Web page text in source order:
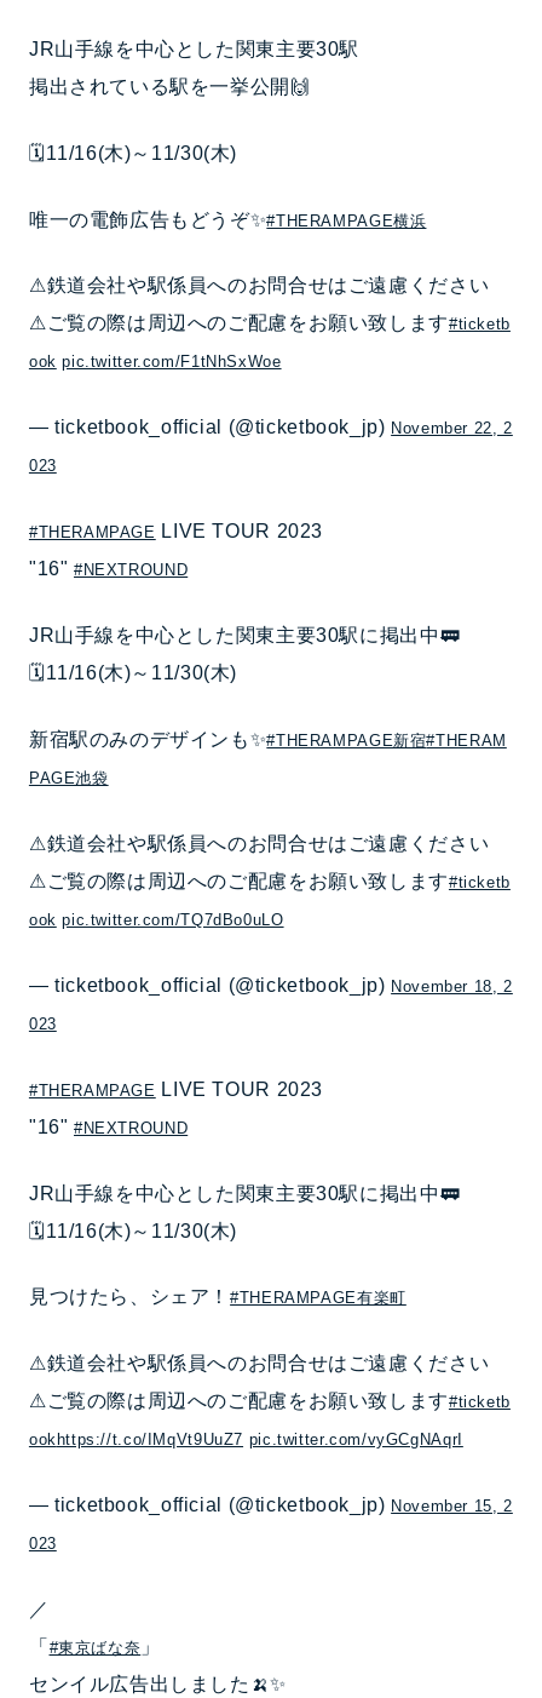
JR山手線を中心とした関東主要30駅
掲出されている駅を一挙公開🙌
🗓️11/16(木)～11/30(木)
唯一の電飾広告もどうぞ✨#THERAMPAGE横浜
⚠鉄道会社や駅係員へのお問合せはご遠慮ください
⚠ご覧の際は周辺へのご配慮をお願い致します#ticketb
ook pic.twitter.com/F1tNhSxWoe
— ticketbook_official (@ticketbook_jp) November 22, 2
023
#THERAMPAGE LIVE TOUR 2023
"16" #NEXTROUND
JR山手線を中心とした関東主要30駅に掲出中🚃
🗓️11/16(木)～11/30(木)
新宿駅のみのデザインも✨#THERAMPAGE新宿#THERAM
PAGE池袋
⚠鉄道会社や駅係員へのお問合せはご遠慮ください
⚠ご覧の際は周辺へのご配慮をお願い致します#ticketb
ook pic.twitter.com/TQ7dBo0uLO
— ticketbook_official (@ticketbook_jp) November 18, 2
023
#THERAMPAGE LIVE TOUR 2023
"16" #NEXTROUND
JR山手線を中心とした関東主要30駅に掲出中🚃
🗓️11/16(木)～11/30(木)
見つけたら、シェア！#THERAMPAGE有楽町
⚠鉄道会社や駅係員へのお問合せはご遠慮ください
⚠ご覧の際は周辺へのご配慮をお願い致します#ticketb
ook https://t.co/IMqVt9UuZ7 pic.twitter.com/vyGCgNAqrI
— ticketbook_official (@ticketbook_jp) November 15, 2
023
／
「 #東京ばな奈 」
センイル広告出しました🍌✨